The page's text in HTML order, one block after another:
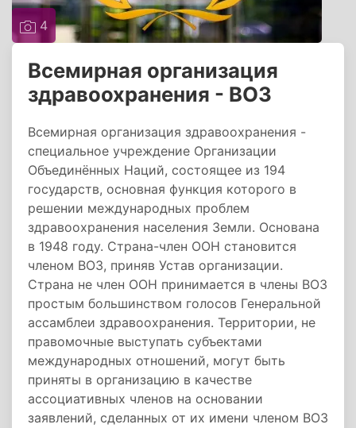
4
Всемирная организация
здравоохранения - ВОЗ
Всемирная организация здравоохранения -
специальное учреждение Организации
Объединённых Наций, состоящее из 194
государств, основная функция которого в
решении международных проблем
здравоохранения населения Земли. Основана
в 1948 году. Страна-член ООН становится
членом ВОЗ, приняв Устав организации.
Страна не член ООН принимается в члены ВОЗ
простым большинством голосов Генеральной
ассамблеи здравоохранения. Территории, не
правомочные выступать субъектами
международных отношений, могут быть
приняты в организацию в качестве
ассоциативных членов на основании
заявлений, сделанных от их имени членом ВОЗ